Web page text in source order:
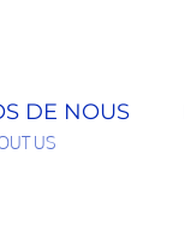
DE NOUS
US